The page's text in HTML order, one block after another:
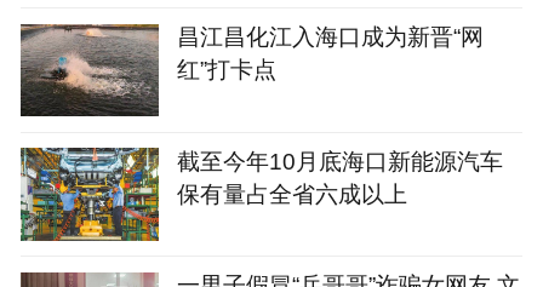
昌江昌化江入海口成为新晋“网
红”打卡点
截至今年10月底海口新能源汽车
保有量占全省六成以上